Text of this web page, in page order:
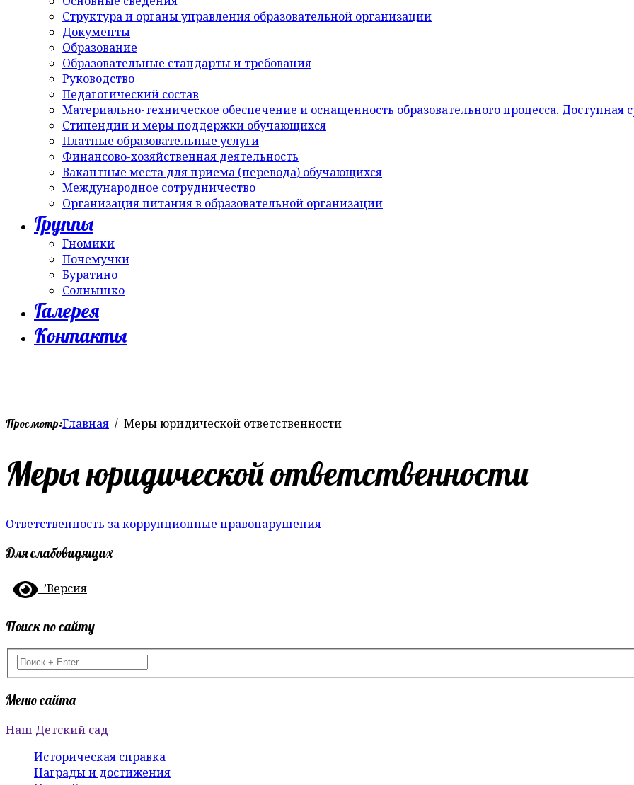
Структура и органы управления образовательной организации
Документы
Образование
Образовательные стандарты и требования
Руководство
Педагогический состав
Материально-техническое обеспечение и оснащенность образовательного процесса. Доступная
Стипендии и меры поддержки обучающихся
Платные образовательные услуги
Финансово-хозяйственная деятельность
Вакантные места для приема (перевода) обучающихся
Международное сотрудничество
Организация питания в образовательной организации
Группы
Гномики
Почемучки
Буратино
Солнышко
Галерея
Контакты
Просмотр:Главная Меры юридической ответственности
Меры юридической ответственности
Ответственность за коррупционные правонарушения
Для слабовидящих
’Версия
Поиск по сайту
Меню сайта
Наш Детский сад
Историческая справка
Награды и достижения